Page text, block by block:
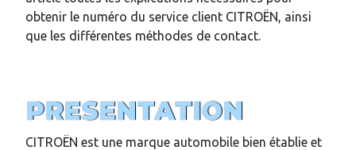
obtenir le numéro du service client CITROËN, ainsi
que les différentes méthodes de contact.
PRESENTATION
CITROËN est une marque automobile bien établie et